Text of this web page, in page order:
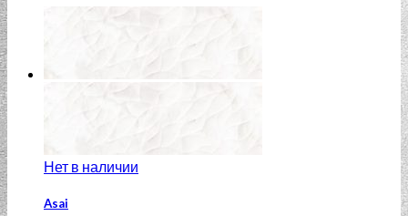
Нет в наличии
Asai